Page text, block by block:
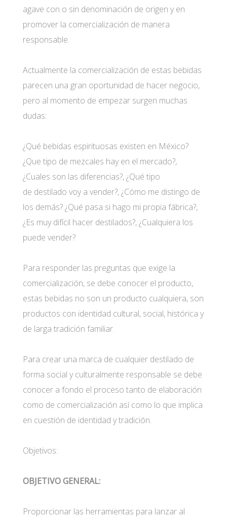
agave con o sin denominación de origen y en
promover la comercialización de manera
responsable.
Actualmente la comercialización de estas bebidas
parecen una gran oportunidad de hacer negocio,
pero al momento de empezar surgen muchas
dudas:
¿Qué bebidas espirituosas existen en México?
¿Que tipo de mezcales hay en el mercado?,
¿Cuales son las diferencias?, ¿Qué tipo
de destilado voy a vender?, ¿Cómo me distingo de
los demás? ¿Qué pasa si hago mi propia fábrica?,
¿Es muy difícil hacer destilados?, ¿Cualquiera los
puede vender?
Para responder las preguntas que exige la
comercialización, se debe conocer el producto,
estas bebidas no son un producto cualquiera, son
productos con identidad cultural, social, histórica y
de larga tradición familiar.
Para crear una marca de cualquier destilado de
forma social y culturalmente responsable se debe
conocer a fondo el proceso tanto de elaboración
como de comercialización así como lo que implica
en cuestión de identidad y tradición.
Objetivos:
OBJETIVO GENERAL:
Proporcionar las herramientas para lanzar al